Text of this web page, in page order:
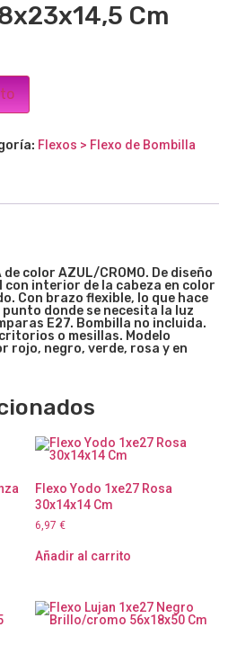
Cm
Flexos > Flexo de Bombilla
color AZUL/CROMO. De diseño
interior de la cabeza en color
Con brazo flexible, lo que hace
donde se necesita la luz
E27. Bombilla no incluida.
o mesillas. Modelo
rojo, negro, verde, rosa y en
Flexo Yodo 1xe27 Rosa
30x14x14 Cm
6,97 €
Añadir al carrito